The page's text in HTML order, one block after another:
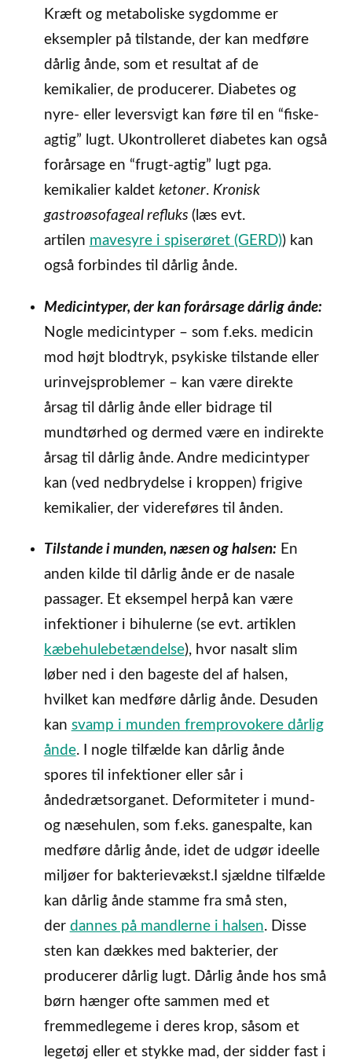
Kræft og metaboliske sygdomme er
eksempler på tilstande, der kan medføre
dårlig ånde, som et resultat af de
kemikalier, de producerer. Diabetes og
nyre- eller leversvigt kan føre til en “fiske-
agtig” lugt. Ukontrolleret diabetes kan også
forårsage en “frugt-agtig” lugt pga.
kemikalier kaldet ketoner. Kronisk
gastroøsofageal refluks (læs evt.
artilen mavesyre i spiserøret (GERD)) kan
også forbindes til dårlig ånde.
Medicintyper, der kan forårsage dårlig ånde:
Nogle medicintyper – som f.eks. medicin
mod højt blodtryk, psykiske tilstande eller
urinvejsproblemer – kan være direkte
årsag til dårlig ånde eller bidrage til
mundtørhed og dermed være en indirekte
årsag til dårlig ånde. Andre medicintyper
kan (ved nedbrydelse i kroppen) frigive
kemikalier, der videreføres til ånden.
Tilstande i munden, næsen og halsen: En
anden kilde til dårlig ånde er de nasale
passager. Et eksempel herpå kan være
infektioner i bihulerne (se evt. artiklen
kæbehulebetændelse), hvor nasalt slim
løber ned i den bageste del af halsen,
hvilket kan medføre dårlig ånde. Desuden
kan svamp i munden fremprovokere dårlig
ånde. I nogle tilfælde kan dårlig ånde
spores til infektioner eller sår i
åndedrætsorganet. Deformiteter i mund-
og næsehulen, som f.eks. ganespalte, kan
medføre dårlig ånde, idet de udgør ideelle
miljøer for bakterievækst.I sjældne tilfælde
kan dårlig ånde stamme fra små sten,
der dannes på mandlerne i halsen. Disse
sten kan dækkes med bakterier, der
producerer dårlig lugt. Dårlig ånde hos små
børn hænger ofte sammen med et
fremmedlegeme i deres krop, såsom et
legetøj eller et stykke mad, der sidder fast i